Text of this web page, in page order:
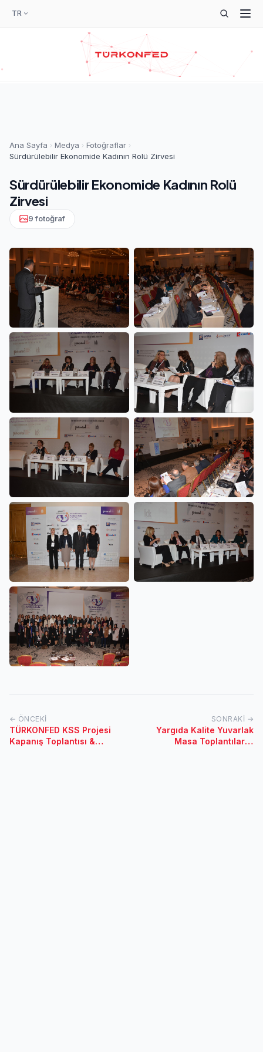
TR
Ana Sayfa Medya
Fotoğraflar
Sürdürülebilir Ekonomide Kadının Rolü Zirvesi
Sürdürülebilir Ekonomide Kadının Rolü
Zirvesi
9 fotoğraf
← ÖNCEKI
TÜRKONFED KSS Projesi
Kapanış Toplantısı &
SONRAKI →
Yargıda Kalite Yuvarlak
Masa Toplantıları -